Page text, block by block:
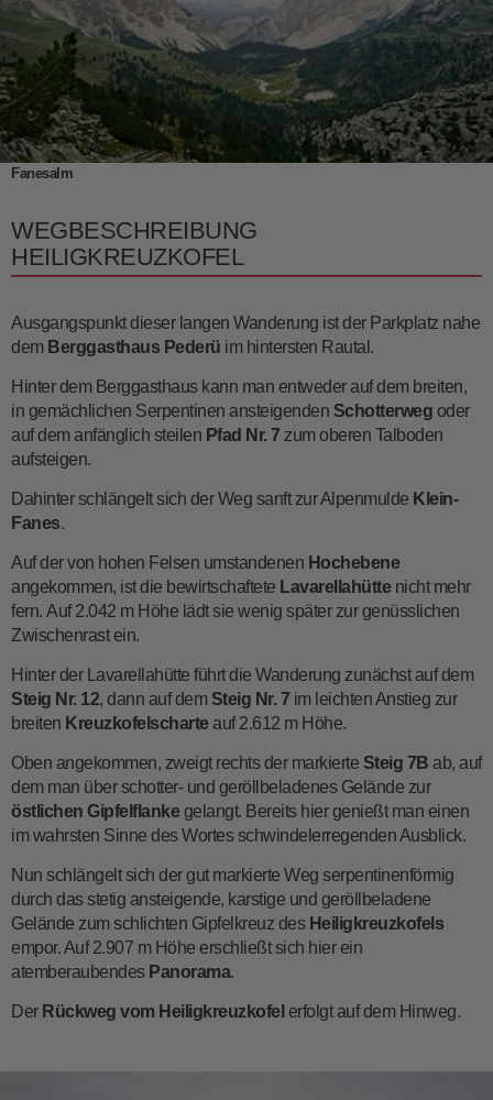
Fanesalm
WEGBESCHREIBUNG
HEILIGKREUZKOFEL
Ausgangspunkt dieser langen Wanderung ist der Parkplatz nahe
dem Berggasthaus Pederü im hintersten Rautal.
Hinter dem Berggasthaus kann man entweder auf dem breiten,
in gemächlichen Serpentinen ansteigenden Schotterweg oder
auf dem anfänglich steilen Pfad Nr. 7 zum oberen Talboden
aufsteigen.
Dahinter schlängelt sich der Weg sanft zur Alpenmulde Klein-
Fanes.
Auf der von hohen Felsen umstandenen Hochebene
angekommen, ist die bewirtschaftete Lavarellahüttenicht mehr
fern. Auf 2.042 m Höhe lädt sie wenig später zur genüsslichen
Zwischenrast ein.
Hinter der Lavarellahütte führt die Wanderung zunächst auf dem
Steig Nr. 12, dann auf demSteig Nr. 7 im leichten Anstieg zur
breiten Kreuzkofelscharteauf 2.612 m Höhe.
Oben angekommen, zweigt rechts der markierte Steig 7B ab, auf
dem man über schotter- und geröllbeladenes Gelände zur
östlichen Gipfelflankegelangt. Bereits hier genießt man einen
im wahrsten Sinne des Wortes schwindelerregenden Ausblick.
Nun schlängelt sich der gut markierte Weg serpentinenförmig
durch das stetig ansteigende, karstige und geröllbeladene
Gelände zum schlichten Gipfelkreuz des Heiligkreuzkofels
empor. Auf 2.907 m Höhe erschließt sich hier ein
atemberaubendes Panorama.
Der Rückweg vom Heiligkreuzkofel erfolgt auf dem Hinweg.